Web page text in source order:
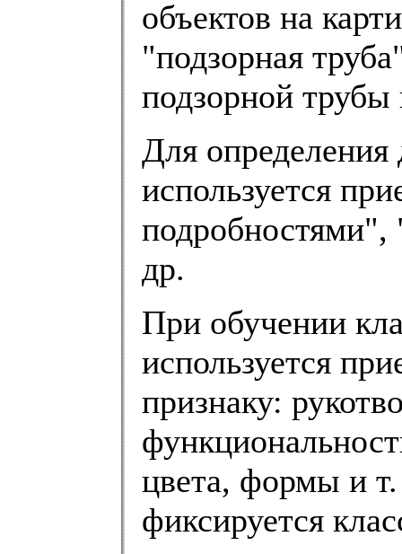
объектов на
"подзорная
подзорной трубы
Для определения
используется
др.
При обучении
используется
признаку:
цвета, формы и
фиксируется